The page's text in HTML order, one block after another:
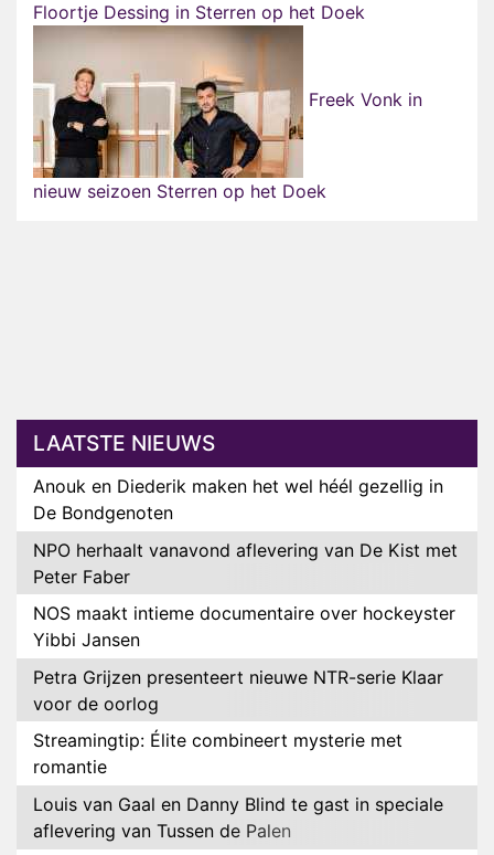
Floortje Dessing in Sterren op het Doek
Freek Vonk in
nieuw seizoen Sterren op het Doek
LAATSTE NIEUWS
Anouk en Diederik maken het wel héél gezellig in
De Bondgenoten
NPO herhaalt vanavond aflevering van De Kist met
Peter Faber
NOS maakt intieme documentaire over hockeyster
Yibbi Jansen
Petra Grijzen presenteert nieuwe NTR-serie Klaar
voor de oorlog
Streamingtip: Élite combineert mysterie met
romantie
Louis van Gaal en Danny Blind te gast in speciale
aflevering van Tussen de Palen